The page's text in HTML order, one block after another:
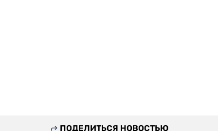
ПОДЕЛИТЬСЯ НОВОСТЬЮ